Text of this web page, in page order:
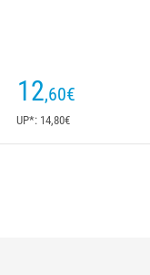
16
UP*: 16€